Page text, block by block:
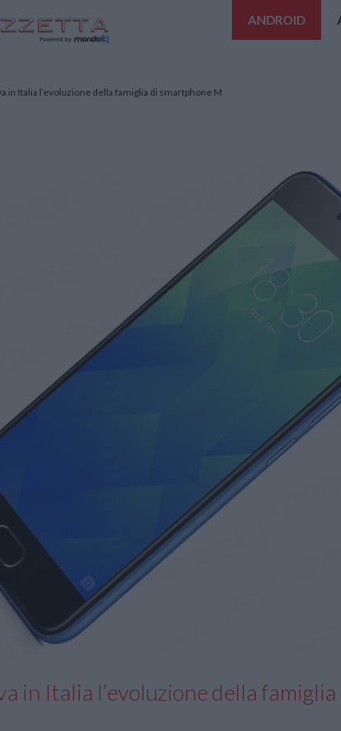
ANDROID
in Italia l’evoluzione della famiglia di smartphone M
in Italia l’evoluzione della famiglia